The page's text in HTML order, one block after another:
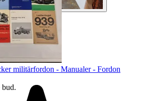
militärfordon - Manualer - Fordon
bud.